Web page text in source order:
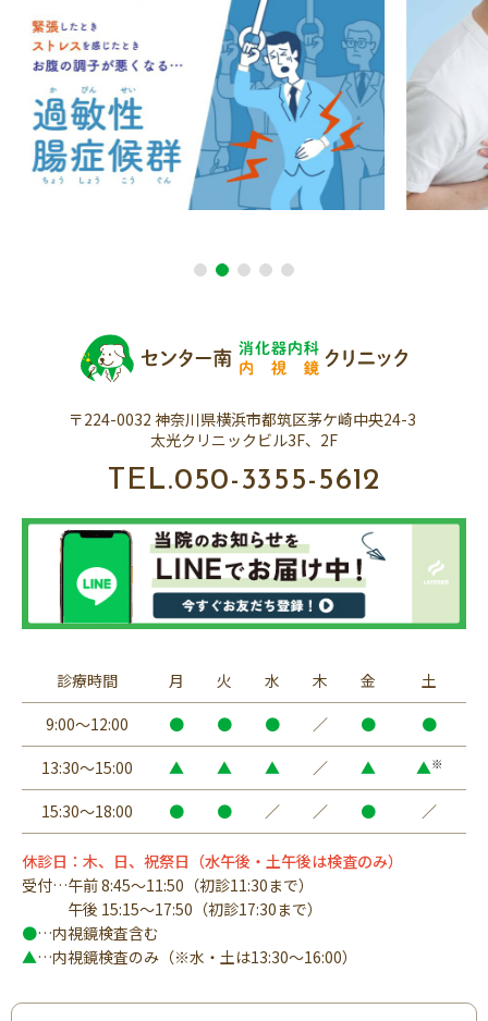
1 2 3 4 5
〒224-0032 神奈川県横浜市都筑区茅ケ崎中央24-3
太光クリニックビル3F、2F
TEL.050-3355-5612
診療時間 月 火 水 木 金
土
9:00～12:00
● ● ● ／ ●
●
13:30～15:00
▲ ▲ ▲ ／ ▲ ▲※
15:30～18:00 ● ● ／ ／ ● ／
休診日：木、日、祝祭日（水午後・土午後は検査のみ）
受付…午前 8:45～11:50（初診11:30まで）
午後 15:15～17:50（初診17:30まで）
●…内視鏡検査含む
▲…内視鏡検査のみ（※水・土は13:30～16:00）